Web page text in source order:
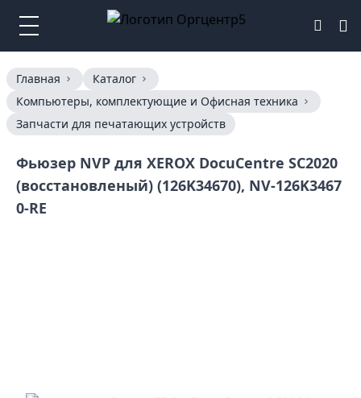
Главная
Каталог
Компьютеры, комплектующие и Офисная техника
Запчасти для печатающих устройств
Фьюзер NVP для XEROX DocuCentre SC2020
(восстановленый) (126K34670), NV-126K3467
0-RE